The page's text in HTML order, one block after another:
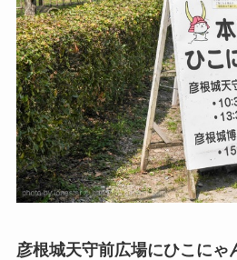
彦根城天守前広場にひこにゃ